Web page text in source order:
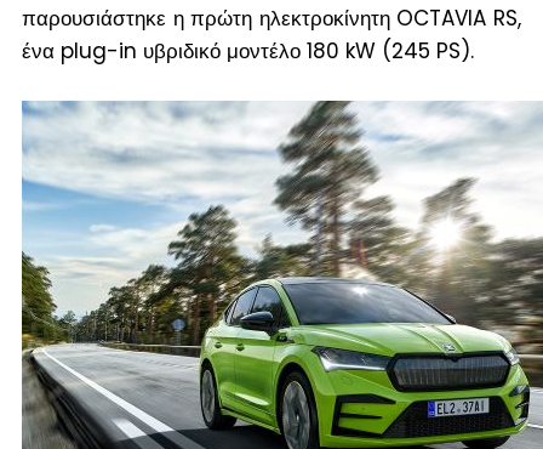
παρουσιάστηκε η πρώτη ηλεκτροκίνητη OCTAVIA RS,
ένα plug-in υβριδικό μοντέλο 180 kW (245 PS).